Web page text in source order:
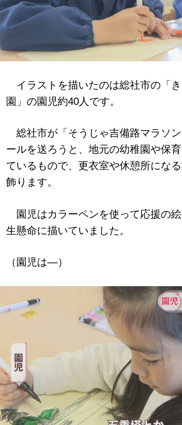
イラストを描いたのは総社市の「
園」の園児約40人です。
総社市が「そうじゃ吉備路マラソ
ールを送ろうと、地元の幼稚園や保
ているもので、更衣室や休憩所にな
飾ります。
園児はカラーペンを使って応援の
生懸命に描いていました。
（園児は―）